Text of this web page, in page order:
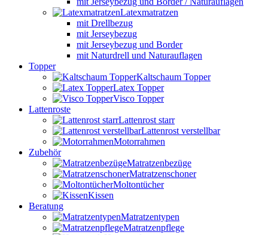
Latexmatratzen
mit Drellbezug
mit Jerseybezug
mit Jerseybezug und Border
mit Naturdrell und Naturauflagen
Topper
Kaltschaum Topper
Latex Topper
Visco Topper
Lattenroste
Lattenrost starr
Lattenrost verstellbar
Motorrahmen
Zubehör
Matratzenbezüge
Matratzenschoner
Moltontücher
Kissen
Beratung
Matratzentypen
Matratzenpflege